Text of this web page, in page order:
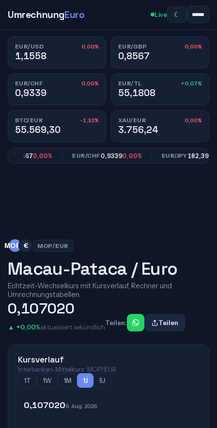
UmrechnungEuro Live ☾
EUR/USD 0,00%
1,1558
EUR/GBP 0,00%
0,8567
EUR/CHF 0,00%
0,9339
EUR/TL +0,07%
55,1808
BTC/EUR -1,32%
55.569,30
XAU/EUR 0,00%
3.756,24
0,85670,00% EUR/CHF0,93390,00% EUR/JPY182,39
MOP$€ MOP/EUR
Macau-Pataca / Euro
Echtzeit-Wechselkurs mit Kursverlauf, Rechner und
Umrechnungstabellen.
0,107020
▲ +0,00%aktualisiert sekündlich
Teilen: Teilen
Kursverlauf
Interbanken-Mittelkurs · MOP/EUR
1T
1W 1M 1J 5J
0,1070209. Aug. 2026